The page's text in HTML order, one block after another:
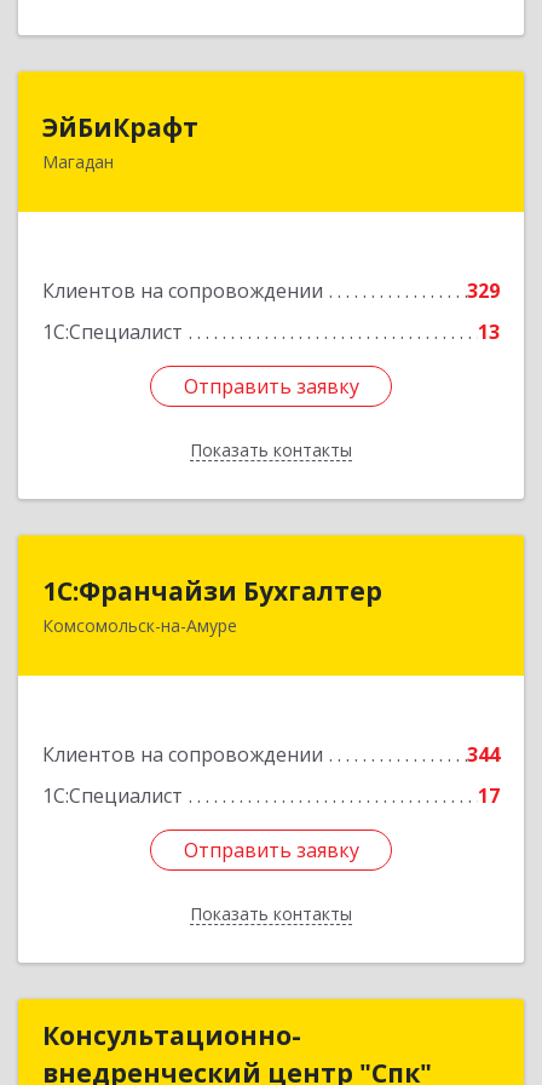
ЭйБиКрафт
Магадан
Клиентов на сопровождении
329
1С:Специалист
13
Отправить заявку
Показать контакты
685000, Магаданская обл, Магадан г, Полярная
Отправить заявку
Назад
1С:Франчайзи Бухгалтер
Комсомольск-на-Амуре
Клиентов на сопровождении
344
1С:Специалист
17
Отправить заявку
Показать контакты
1С:Франчайзи Бухгалтер
681000, Хабаровский край, Комсомольск-на-
Подробнее
Отправить заявку
Назад
Консультационно-
внедренческий центр "Спк"
Консультационно-
внедренческий центр "Спк"